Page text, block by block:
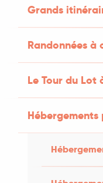
Grands
Randonnées
Le Tour du Lot
DE